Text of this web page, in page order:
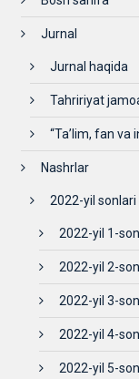
Jurnal
Jurnal haqida
Tahririyat
“Ta’lim, fan va
Nashrlar
2022-yil sonlari
2022-yil 1-
2022-yil 2-
2022-yil 3-
2022-yil 4-
2022-yil 5-